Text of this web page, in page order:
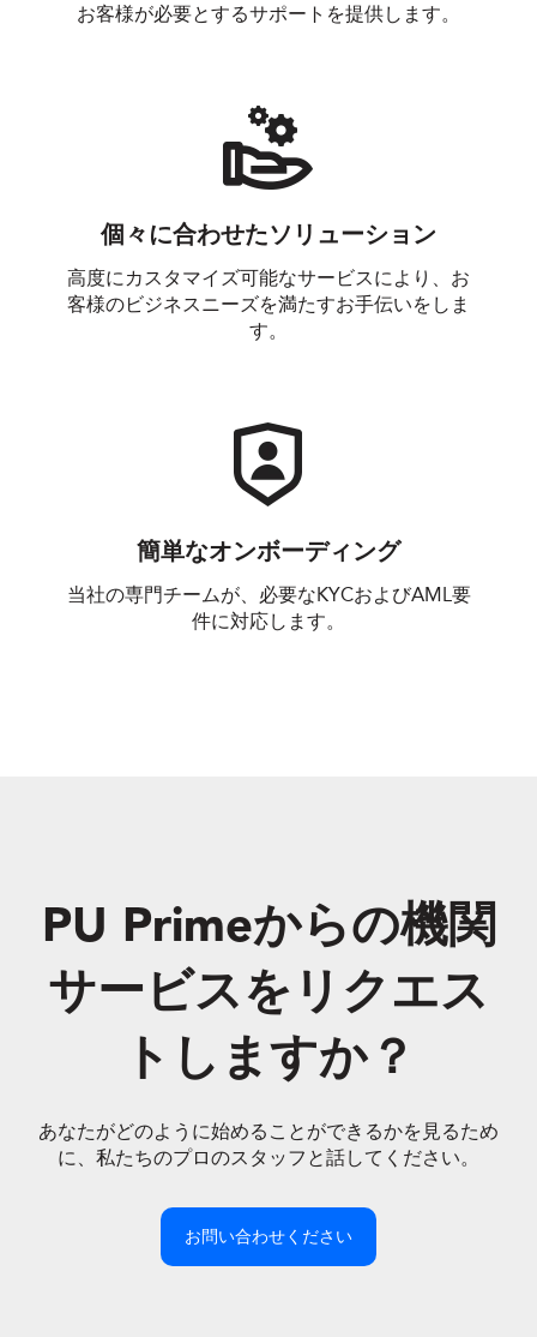
お客様が必要とするサポートを提供します。
個々に合わせたソリューション
高度にカスタマイズ可能なサービスにより、お
客様のビジネスニーズを満たすお手伝いをしま
す。
簡単なオンボーディング
当社の専門チームが、必要なKYCおよびAML要
件に対応します。
PU Primeからの機関
サービスをリクエス
トしますか？
あなたがどのように始めることができるかを見るため
に、私たちのプロのスタッフと話してください。
お問い合わせください